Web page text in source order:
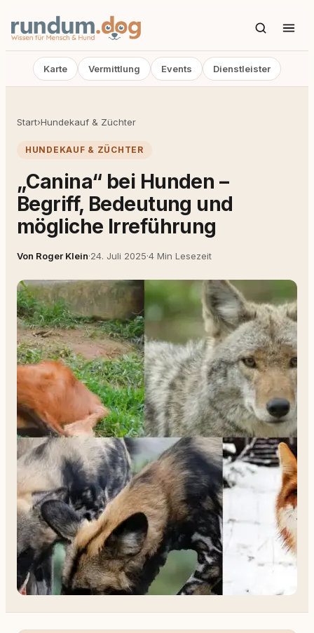
Karte Vermittlung Events Dienstleister
Start›Hundekauf & Züchter
HUNDEKAUF & ZÜCHTER
„Canina“ bei Hunden –
Begriff, Bedeutung und
mögliche Irreführung
Von Roger Klein·24. Juli 2025·4 Min Lesezeit